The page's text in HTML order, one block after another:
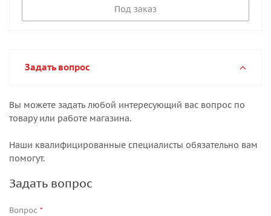
Под заказ
Задать вопрос
Вы можете задать любой интересующий вас вопрос по
товару или работе магазина.
Наши квалифицированные специалисты обязательно вам
помогут.
Задать вопрос
Вопрос *